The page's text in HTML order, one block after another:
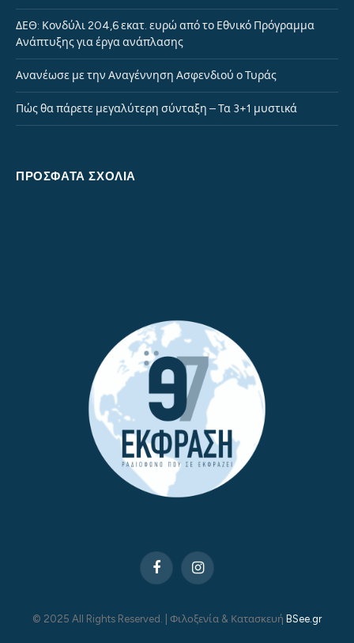
ΔΕΘ: Κονδύλι 204,6 εκατ. ευρώ από το Εθνικό Πρόγραμμα
Ανάπτυξης για έργα ανάπλασης
Ανανέωσε με την Αναγέννηση Ασφενδιού ο Τυράς
Πώς θα πάρετε μεγαλύτερη σύνταξη – Τα 3+1 μυστικά
ΠΡΌΣΦΑΤΑ ΣΧΌΛΙΑ
FacebookInstagram
© 2025 All Rights Reserved. | Φιλοξενία & Κατασκευή BSee.gr